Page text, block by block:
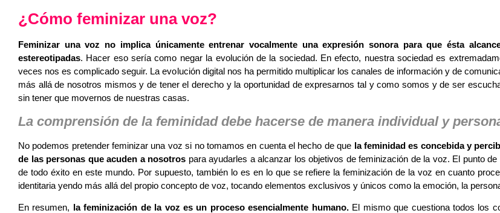
¿Cómo feminizar una voz?
Feminizar una voz no implica únicamente entrenar vocalmente una expresión sonora para que ésta
estereotipadas. Hacer eso sería como negar la evolución de la sociedad. En efecto, nuestra sociedad es
veces nos es complicado seguir. La evolución digital nos ha permitido multiplicar los canales de información y de
más allá de nosotros mismos y de tener el derecho y la oportunidad de expresarnos tal y como somos y de ser
sin tener que movernos de nuestras casas.
La comprensión de la feminidad debe hacerse de manera individual y
No podemos pretender feminizar una voz si no tomamos en cuenta el hecho de que la feminidad es concebida y
de las personas que acuden a nosotros para ayudarles a alcanzar los objetivos de feminización de la voz. El punto
de todo éxito en este mundo. Por supuesto, también lo es en lo que se refiere la feminización de la voz en cuanto
identitaria yendo más allá del propio concepto de voz, tocando elementos exclusivos y únicos como la emoción, la
En resumen, la feminización de la voz es un proceso esencialmente humano. El mismo que cuestiona todos los